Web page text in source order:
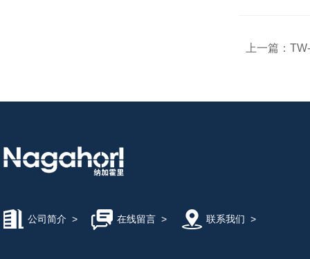
上一篇：
公司简介 > 在线留言> 联系我们 >